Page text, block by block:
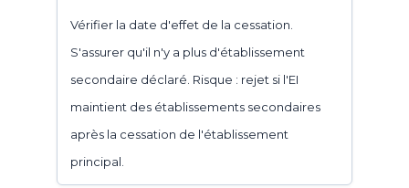
Vérifier la date d'effet de la cessation.
S'assurer qu'il n'y a plus d'établissement
secondaire déclaré. Risque : rejet si l'EI
maintient des établissements secondaires
après la cessation de l'établissement
principal.